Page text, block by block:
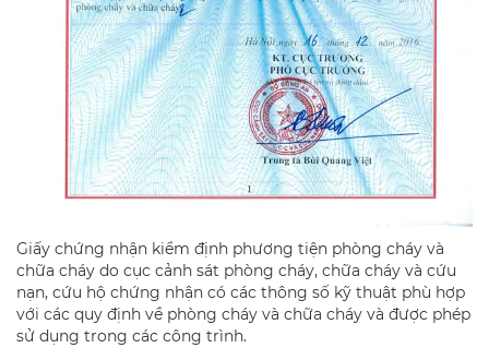
Giấy chứng nhận kiểm định phương tiện phòng cháy và
chữa cháy do cục cảnh sát phòng cháy, chữa cháy và cứu
nạn, cứu hộ chứng nhận có các thông số kỹ thuật phù hợp
với các quy định về phòng cháy và chữa cháy và được phép
sử dụng trong các công trình.